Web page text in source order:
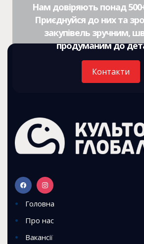
Нам довіряють понад
Приєднуйся до них та
закупівель зручним,
продуманим до
Контакти
Головна
Про нас
Вакансії